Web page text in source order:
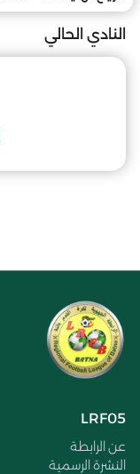
النادي الحالي
LRF05
عن الرابطة
النشرة الرسمية